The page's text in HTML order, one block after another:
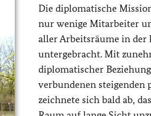
Die diplomatische
nur wenige Mitarbeiter
aller Arbeitsräume in der
untergebracht. Mit
diplomatischer
verbundenen steigenden
zeichnete sich bald ab,